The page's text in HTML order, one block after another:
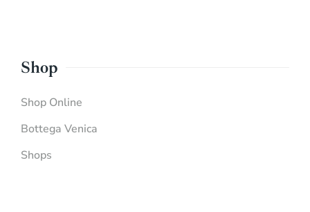
Shop
Shop Online
Bottega Venica
Shops